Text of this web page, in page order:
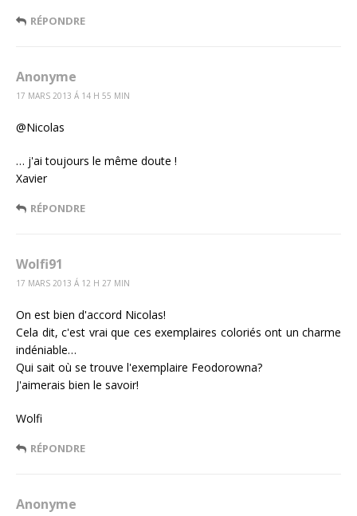
RÉPONDRE
Anonyme
17 MARS 2013 Á 14 H 55 MIN
@Nicolas
… j'ai toujours le même doute !
Xavier
RÉPONDRE
Wolfi91
17 MARS 2013 Á 12 H 27 MIN
On est bien d'accord Nicolas!
Cela dit, c'est vrai que ces exemplaires coloriés ont un charme
indéniable…
Qui sait où se trouve l'exemplaire Feodorowna?
J'aimerais bien le savoir!
Wolfi
RÉPONDRE
Anonyme